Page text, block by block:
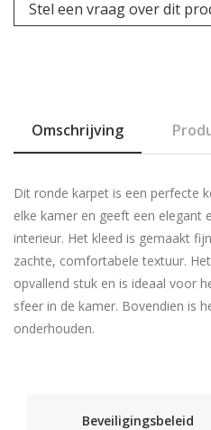
Stel een vraag over dit
Omschrijving
Dit ronde karpet is een perfecte
elke kamer en geeft een elegant
interieur. Het kleed is gemaakt
zachte, comfortabele textuur.
opvallend stuk en is ideaal voor
sfeer in de kamer. Bovendien is
onderhouden.
Beveiligingsbeleid